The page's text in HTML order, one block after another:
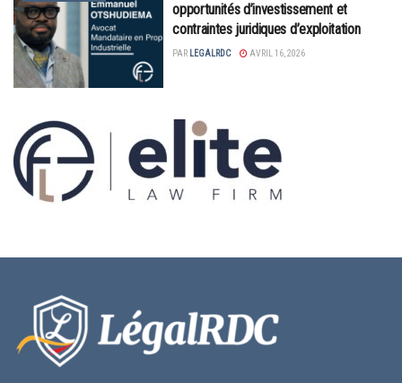
opportunités d’investissement et
contraintes juridiques d’exploitation
PAR LEGALRDC AVRIL 16, 2026